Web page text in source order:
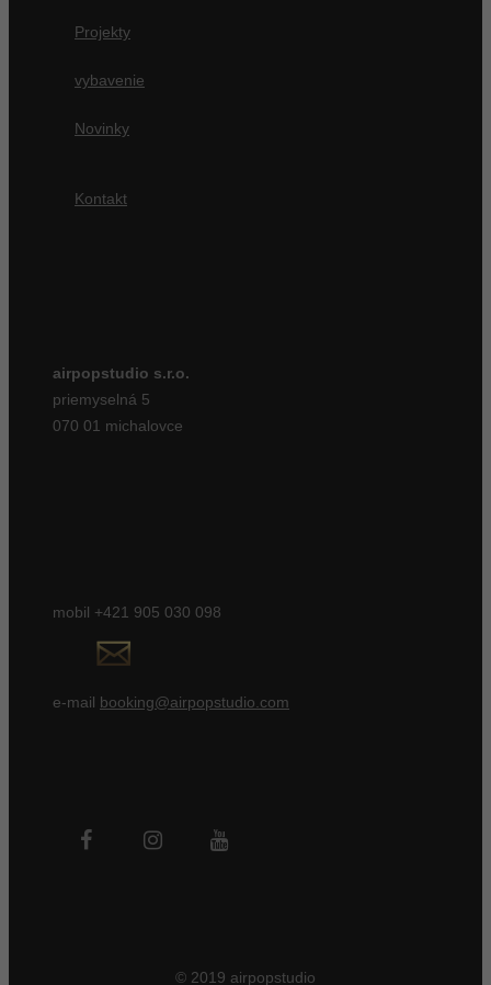
Projekty
vybavenie
Novinky
Kontakt
airpopstudio s.r.o.
priemyselná 5
070 01 michalovce
mobil +421 905 030 098
e-mail booking@airpopstudio.com
© 2019 airpopstudio